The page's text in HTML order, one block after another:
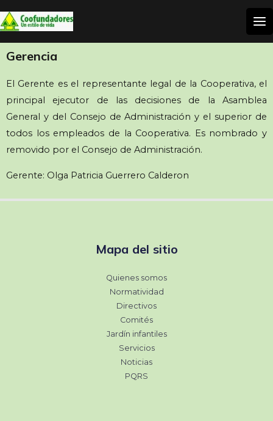
Gerencia
El Gerente es el representante legal de la Cooperativa, el
principal ejecutor de las decisiones de la Asamblea
General y del Consejo de Administración y el superior de
todos los empleados de la Cooperativa. Es nombrado y
removido por el Consejo de Administración.
Gerente: Olga Patricia Guerrero Calderon
Mapa del sitio
Quienes somos
Normatividad
Directivos
Comités
Jardín infantiles
Servicios
Noticias
PQRS